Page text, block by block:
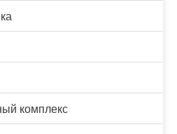
комплекс